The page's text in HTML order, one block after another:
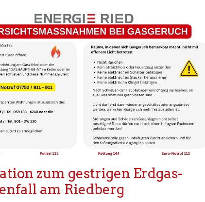
zum gestrigen Erdgas-
am Riedberg